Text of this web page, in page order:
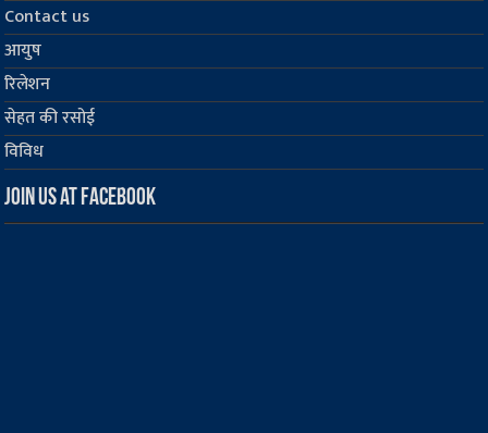
Contact us
आयुष
रिलेशन
सेहत की रसोई
विविध
Join us at Facebook